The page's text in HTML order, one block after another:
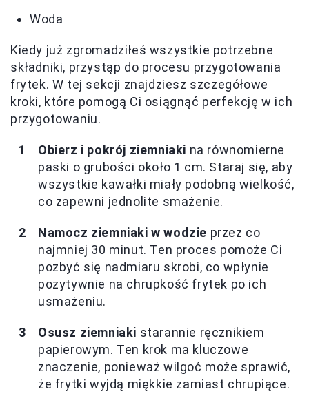
Woda
Kiedy już zgromadziłeś wszystkie potrzebne
składniki, przystąp do procesu przygotowania
frytek. W tej sekcji znajdziesz szczegółowe
kroki, które pomogą Ci osiągnąć perfekcję w ich
przygotowaniu.
Obierz i pokrój ziemniaki na równomierne
paski o grubości około 1 cm. Staraj się, aby
wszystkie kawałki miały podobną wielkość,
co zapewni jednolite smażenie.
Namocz ziemniaki w wodzie przez co
najmniej 30 minut. Ten proces pomoże Ci
pozbyć się nadmiaru skrobi, co wpłynie
pozytywnie na chrupkość frytek po ich
usmażeniu.
Osusz ziemniaki starannie ręcznikiem
papierowym. Ten krok ma kluczowe
znaczenie, ponieważ wilgoć może sprawić,
że frytki wyjdą miękkie zamiast chrupiące.